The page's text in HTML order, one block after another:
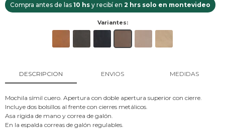
Compra antes de las 10 hs y recibí en 2 hrs solo en montevideo
Variantes:
DESCRIPCION ENVIOS MEDIDAS
Mochila símil cuero. Apertura con doble apertura superior con cierre.
Incluye dos bolsillos al frente con cierres metálicos.
Asa rígida de mano y correa de galón.
En la espalda correas de galón regulables.